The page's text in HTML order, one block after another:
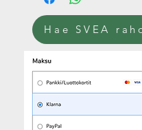
Hae SVEA